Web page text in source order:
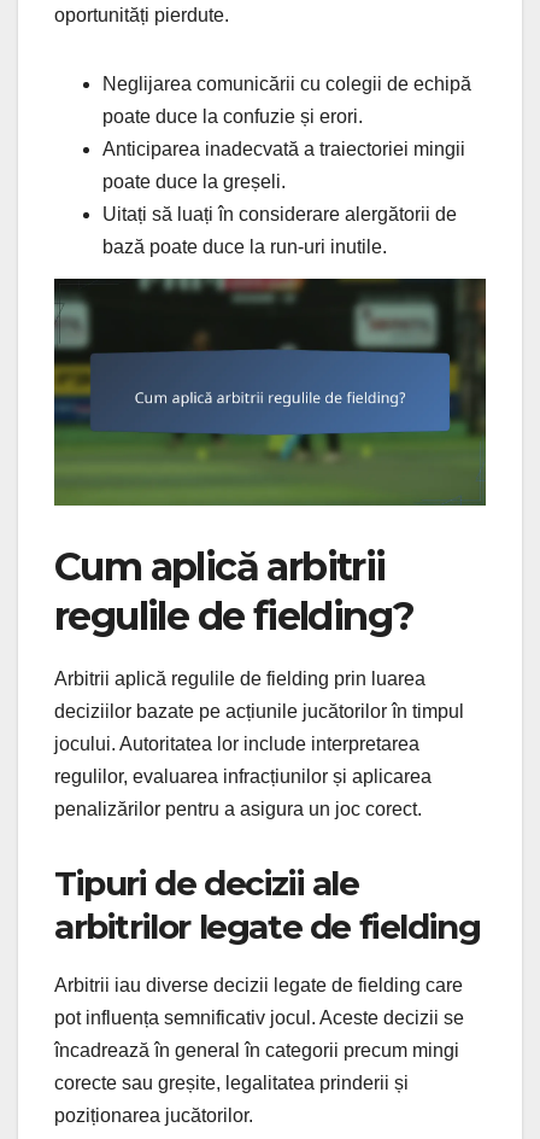
oportunități pierdute.
Neglijarea comunicării cu colegii de echipă
poate duce la confuzie și erori.
Anticiparea inadecvată a traiectoriei mingii
poate duce la greșeli.
Uitați să luați în considerare alergătorii de
bază poate duce la run-uri inutile.
Cum aplică arbitrii
regulile de fielding?
Arbitrii aplică regulile de fielding prin luarea
deciziilor bazate pe acțiunile jucătorilor în timpul
jocului. Autoritatea lor include interpretarea
regulilor, evaluarea infracțiunilor și aplicarea
penalizărilor pentru a asigura un joc corect.
Tipuri de decizii ale
arbitrilor legate de fielding
Arbitrii iau diverse decizii legate de fielding care
pot influența semnificativ jocul. Aceste decizii se
încadrează în general în categorii precum mingi
corecte sau greșite, legalitatea prinderii și
poziționarea jucătorilor.